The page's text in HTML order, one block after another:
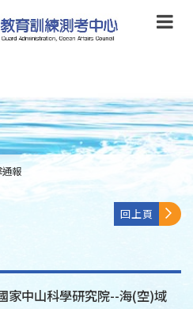
報
回上頁
家中山科學研究院--海(空)域